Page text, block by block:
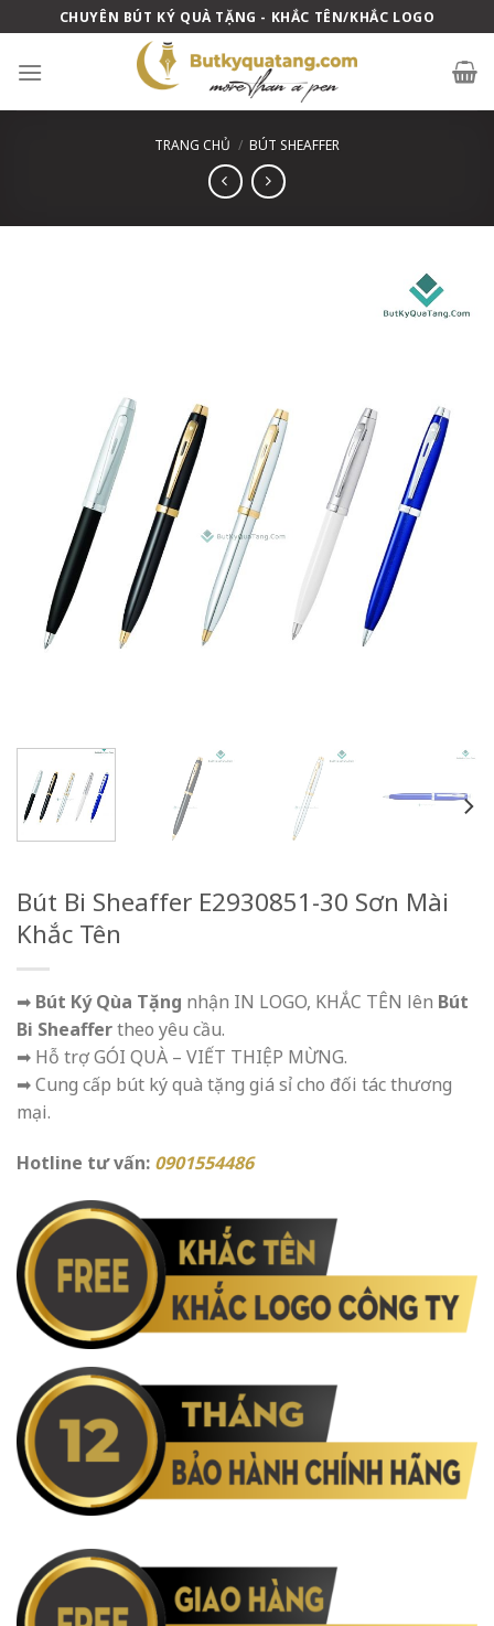
to
content
CHUYÊN BÚT KÝ QUÀ TẶNG - KHẮC TÊN/KHẮC LOGO
TRANG CHỦ / BÚT SHEAFFER
Bút Bi Sheaffer E2930851-30 Sơn Mài
Khắc Tên
➡ Bút Ký Qùa Tặng nhận IN LOGO, KHẮC TÊN lên Bút
Bi Sheaffertheo yêu cầu.
➡ Hỗ trợ GÓI QUÀ – VIẾT THIỆP MỪNG.
➡ Cung cấp bút ký quà tặng giá sỉ cho đối tác thương
mại.
Hotline tư vấn: 0901554486